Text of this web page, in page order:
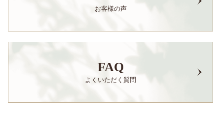
お客様の声
FAQ
よくいただく質問